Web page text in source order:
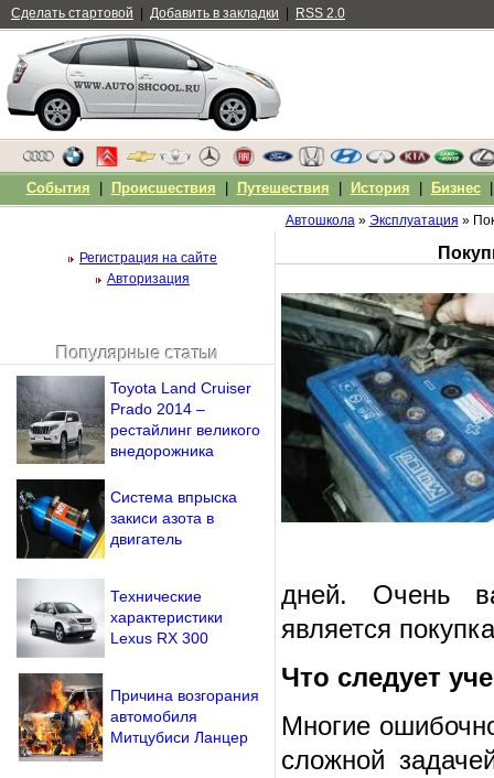
Автошкола» Эксплуатация »
дней. Очень
является
Что следует
Многие
сложной
Регистрация на сайте
Авторизация
Напомнить пароль?
Популярные статьи
Toyota Land Cruiser
Prado 2014 –
рестайлинг великого
внедорожника
Система впрыска
закиси азота в
двигатель
Технические
характеристики
Lexus RX 300
Причина возгорания
автомобиля
Митцубиси Ланцер
Сделать стартовой Добавить в закладки RSS 2.0
События Происшествия Путешествия История Бизнес